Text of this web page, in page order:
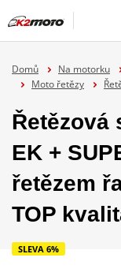
Domů Na motorku
Moto řetězy
Řetězová
EK +
řetězem
TOP
SLEVA 6%